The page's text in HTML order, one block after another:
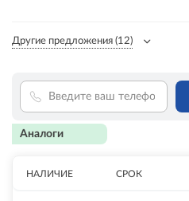
Другие предложения (12)
Аналоги
НАЛИЧИЕ СРОК